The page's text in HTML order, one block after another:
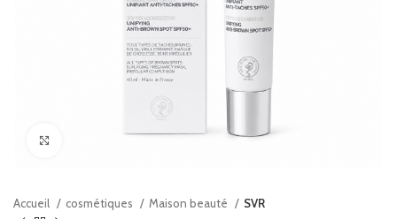
Accueil cosmétiques Maison beauté SVR